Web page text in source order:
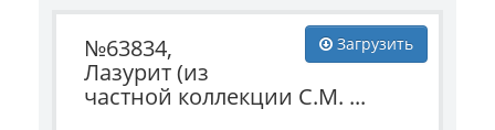
Загрузить
№63834,
Лазурит (из
частной коллекции С.М. ...